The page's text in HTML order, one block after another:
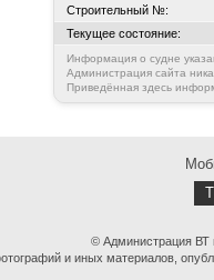
Строительный №:
Текущее состояние:
Информация о судне
Администрация сайта
Приведённая здесь
© Администрация ВТ
и иных материалов,